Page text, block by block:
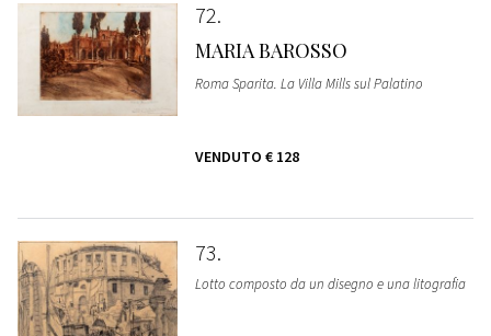
72
MARIA BAROSSO
Roma Sparita. La Villa Mills sul Palatino
VENDUTO € 128
73
Lotto composto da un disegno e una litografia